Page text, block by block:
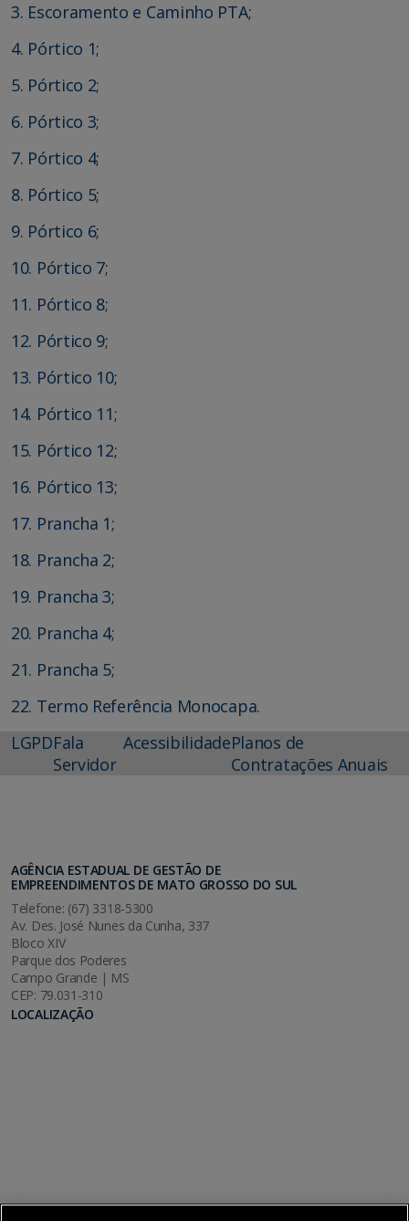
3. Escoramento e Caminho PTA;
4. Pórtico 1;
5. Pórtico 2;
6. Pórtico 3;
7. Pórtico 4;
8. Pórtico 5;
9. Pórtico 6;
10. Pórtico 7;
11. Pórtico 8;
12. Pórtico 9;
13. Pórtico 10;
14. Pórtico 11;
15. Pórtico 12;
16. Pórtico 13;
17. Prancha 1;
18. Prancha 2;
19. Prancha 3;
20. Prancha 4;
21. Prancha 5;
22. Termo Referência Monocapa.
LGPDFala
Servidor
AcessibilidadePlanos de
Contratações Anuais
AGÊNCIA ESTADUAL DE GESTÃO DE
EMPREENDIMENTOS DE MATO GROSSO DO SUL
Telefone: (67) 3318-5300
Av. Des. José Nunes da Cunha, 337
Bloco XIV
Parque dos Poderes
Campo Grande | MS
CEP: 79.031-310
LOCALIZAÇÃO